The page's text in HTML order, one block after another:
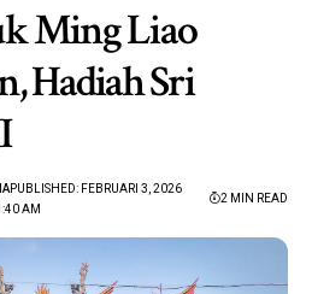
Ming Liao
Hadiah Sri
AM
PUBLISHED: FEBRUARI 3, 2026
2 MIN READ